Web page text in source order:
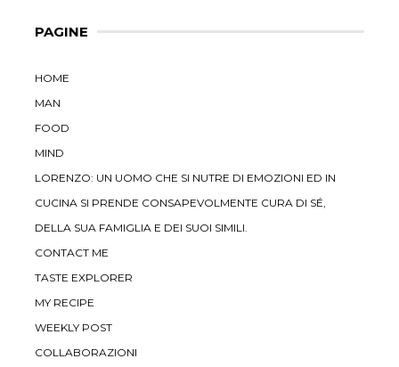
PAGINE
HOME
MAN
FOOD
MIND
LORENZO: UN UOMO CHE SI NUTRE DI EMOZIONI ED IN
CUCINA SI PRENDE CONSAPEVOLMENTE CURA DI SÉ,
DELLA SUA FAMIGLIA E DEI SUOI SIMILI.
CONTACT ME
TASTE EXPLORER
MY RECIPE
WEEKLY POST
COLLABORAZIONI